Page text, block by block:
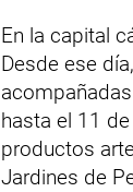
En la capital
Desde ese
hasta el 11
productos
Jardines de